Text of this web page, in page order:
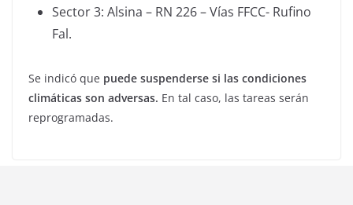
Sector 3: Alsina – RN 226 – Vías FFCC- Rufino
Fal.
Se indicó que puede suspenderse si las condiciones
climáticas son adversas. En tal caso, las tareas serán
reprogramadas.